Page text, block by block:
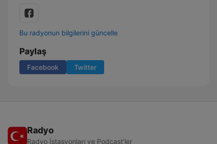
Bu radyonun bilgilerini güncelle
Paylaş
Facebook Twitter
Radyo
Radyo İstasyonları ve Podcast'ler